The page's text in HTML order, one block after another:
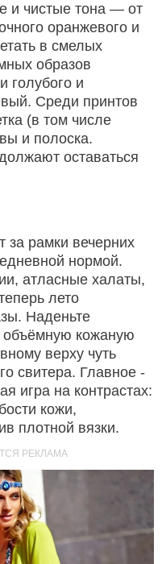
и чистые тона — от
оранжевого и
в смелых
образов
голубого и
Среди принтов
(в том числе
и полоска.
оставаться
за рамки вечерних
нормой.
атласные халаты,
лето
Наденьте
кожаную
верху чуть
свитера. Главное -
игра на контрастах:
кожи,
плотной вязки.